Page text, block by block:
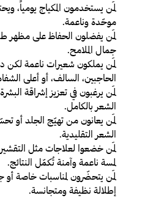
لمَن يستخدمون المكياج يومياً،
موحّدة وناعمة.
لمَن يفضلون الحفاظ على مظهر
جمال الملامح.
لمَن يملكون شعيرات ناعمة لكن
الحاجبين، السالف، أو أعلى
لمَن يرغبون في تعزيز إشراقة
الشعر بالكامل.
لمَن يعانون من تهيّج الجلد أو
الشعر التقليدية.
لمَن خضعوا لعلاجات مثل التقشير
لمسة ناعمة وآمنة تُكمّل النتائج.
لمَن يتحضّرون لمناسبات خاصة
إطلالة نظيفة ومتجانسة.